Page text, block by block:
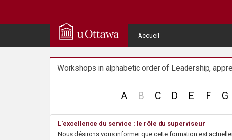
Accueil
User
Menu
Workshops in alphabetic order of Leadership,
A Bno
C D E F G
L'excellence du service : le rôle du superviseur
Nous désirons vous informer que cette formation est